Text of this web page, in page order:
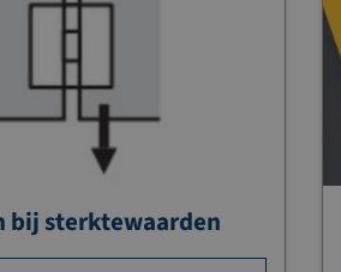
bij sterktewaarden